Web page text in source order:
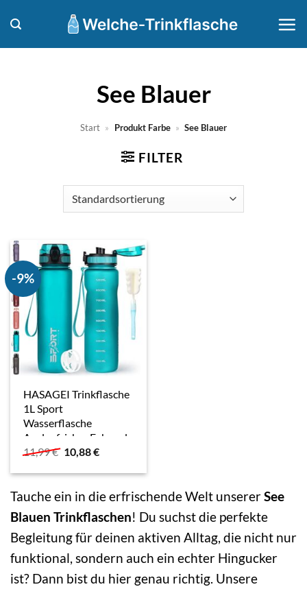
Inhalt
springen
‎See Blauer
Start » Produkt Farbe » ‎See Blauer
FILTER
-9%
HASAGEI Trinkflasche
1L Sport
Wasserflasche
Auslaufsicher Fahrrad
Wasserflasche
Sportflasche mit
Kapazitätsskala
Farbverlauf…
11,99€ Ursprünglicher
Preis
war:
10,88€Aktueller
ist:
Tauche ein in die erfrischende Welt unsererSee
Blauen Trinkflaschen! Du suchst die perfekte
Begleitung für deinen aktiven Alltag, die nicht nur
funktional, sondern auch ein echter Hingucker
ist? Dann bist du hier genau richtig. Unsere